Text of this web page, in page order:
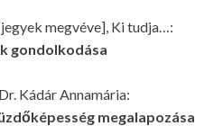
megvéve], Ki tudja…:
gondolkodása
Kádár Annamária:
megalapozása